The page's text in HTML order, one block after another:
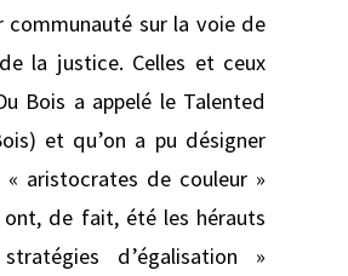
communauté sur la voie de
la justice. Celles et ceux
Bois a appelé le Talented
et qu’on a pu désigner
aristocrates de couleur »
ont, de fait, été les hérauts
d’égalisation »